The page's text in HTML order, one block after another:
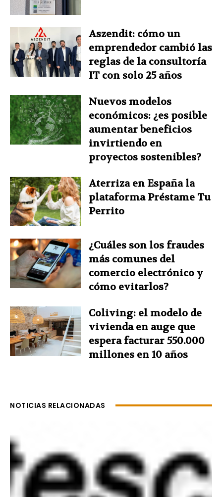
Aszendit: cómo un
emprendedor cambió las
reglas de la consultoría
IT con solo 25 años
Nuevos modelos
económicos: ¿es posible
aumentar beneficios
invirtiendo en
proyectos sostenibles?
Aterriza en España la
plataforma Préstame Tu
Perrito
¿Cuáles son los fraudes
más comunes del
comercio electrónico y
cómo evitarlos?
Coliving: el modelo de
vivienda en auge que
espera facturar 550.000
millones en 10 años
NOTICIAS RELACIONADAS